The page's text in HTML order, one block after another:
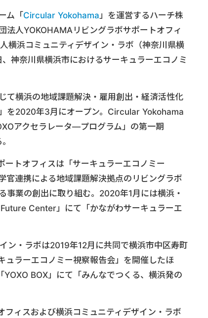
ム「 Circular Yokohama」を運営するハーチ株
法人YOKOHAMAリビングラボサポートオフィ
横浜コミュニティデザイン・ラボ（神奈川県横
神奈川県横浜市におけるサーキュラーエコノミ
て横浜の地域課題解決・雇用創出・経済活性化
を2020年3月にオープン。Circular Yokohama
アクセラレータ―プログラム」の第一期
トオフィスは「サーキュラーエコノミー
官連携による地域課題解決拠点のリビングラボ
事業の創出に取り組む。2020年1月には横浜・
Center」にて「かながわサーキュラーエ
ン・ラボは2019年12月に共同で横浜市中区寿町
ュラーエコノミー視察報告会」を開催したほ
BOX」にて「みんなでつくる、横浜発の
ィスおよび横浜コミュニティデザイン・ラボ